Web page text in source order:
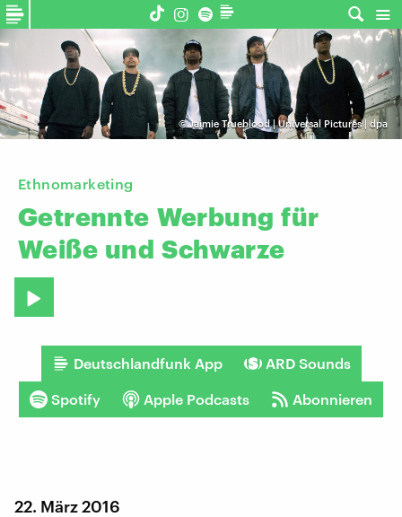
©Jaimie Trueblood | Universal Pictures | dpa
Ethnomarketing
Getrennte Werbung für
Weiße und Schwarze
Deutschlandfunk App ARD Sounds
Spotify Apple Podcasts Abonnieren
22. März 2016